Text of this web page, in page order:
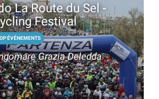
La Route du Sel -
Festival
ÉVÉNEMENTS
Grazia Deledda